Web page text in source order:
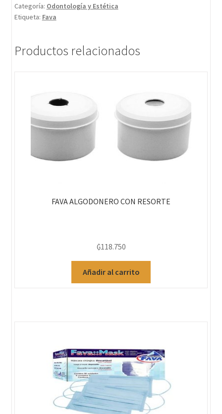
Categoría: Odontología y Estética
Etiqueta: Fava
Productos relacionados
FAVA ALGODONERO CON RESORTE
₲118.750
Añadir al carrito